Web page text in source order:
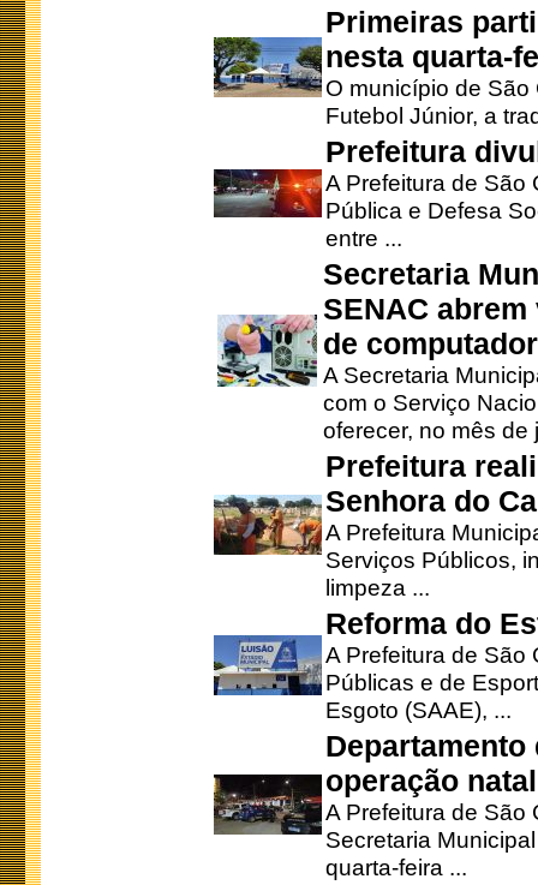
Primeiras
nesta quarta-
O município de
Futebol Júnior, a
Prefeitura
A Prefeitura de São
Pública e Defesa
entre ...
Secretaria
SENAC
de
A Secretaria
com o Serviço
oferecer, no mês de
Prefeitura
Senhora do
A Prefeitura
Serviços Públicos,
limpeza ...
Reforma do
A Prefeitura de São
Públicas e de
Esgoto (SAAE), ...
operação
A Prefeitura de São
Secretaria
quarta-feira ...